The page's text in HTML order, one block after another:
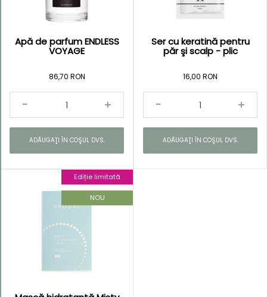
Apă de parfum ENDLESS
VOYAGE
86,70 RON
ADĂUGAŢI ÎN COŞUL DVS.
Ser cu keratină pentru
păr şi scalp - plic
16,00 RON
ADĂUGAŢI ÎN COŞUL DVS.
Ediție limitată
NOU